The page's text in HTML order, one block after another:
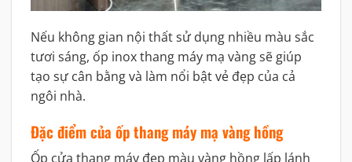
Nếu không gian nội thất sử dụng nhiều màu sắc
tươi sáng, ốp inox thang máy mạ vàng sẽ giúp
tạo sự cân bằng và làm nổi bật vẻ đẹp của cả
ngôi nhà.
Đặc điểm của ốp thang máy mạ vàng hồng
Ốp cửa thang máy đẹp màu vàng hồng lấp lánh